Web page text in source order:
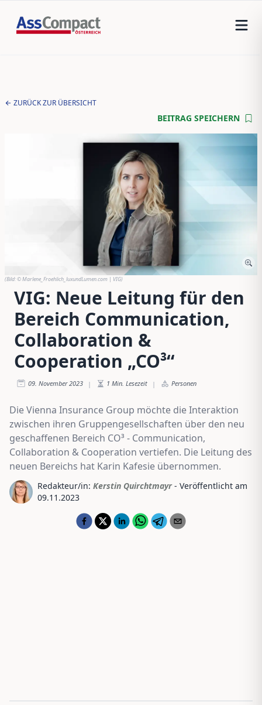
ZURÜCK ZUR ÜBERSICHT
BEITRAG SPEICHERN
(Bild:© Marlene_Froehlich_luxundLumen.com | VIG)
VIG: Neue Leitung für den
Bereich Communication,
Collaboration &
Cooperation „CO³“
09. November 2023 | 1 Min. Lesezeit | Personen
Die Vienna Insurance Group möchte die Interaktion
zwischen ihren Gruppengesellschaften über den neu
geschaffenen Bereich CO³ - Communication,
Collaboration & Cooperation vertiefen. Die Leitung des
neuen Bereichs hat Karin Kafesie übernommen.
Redakteur/in: Kerstin Quirchtmayr - Veröffentlicht am
09.11.2023